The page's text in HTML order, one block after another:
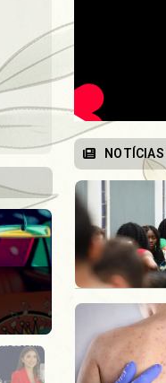
NOTÍCIAS
Jornal da
a Sexta 08:00hs